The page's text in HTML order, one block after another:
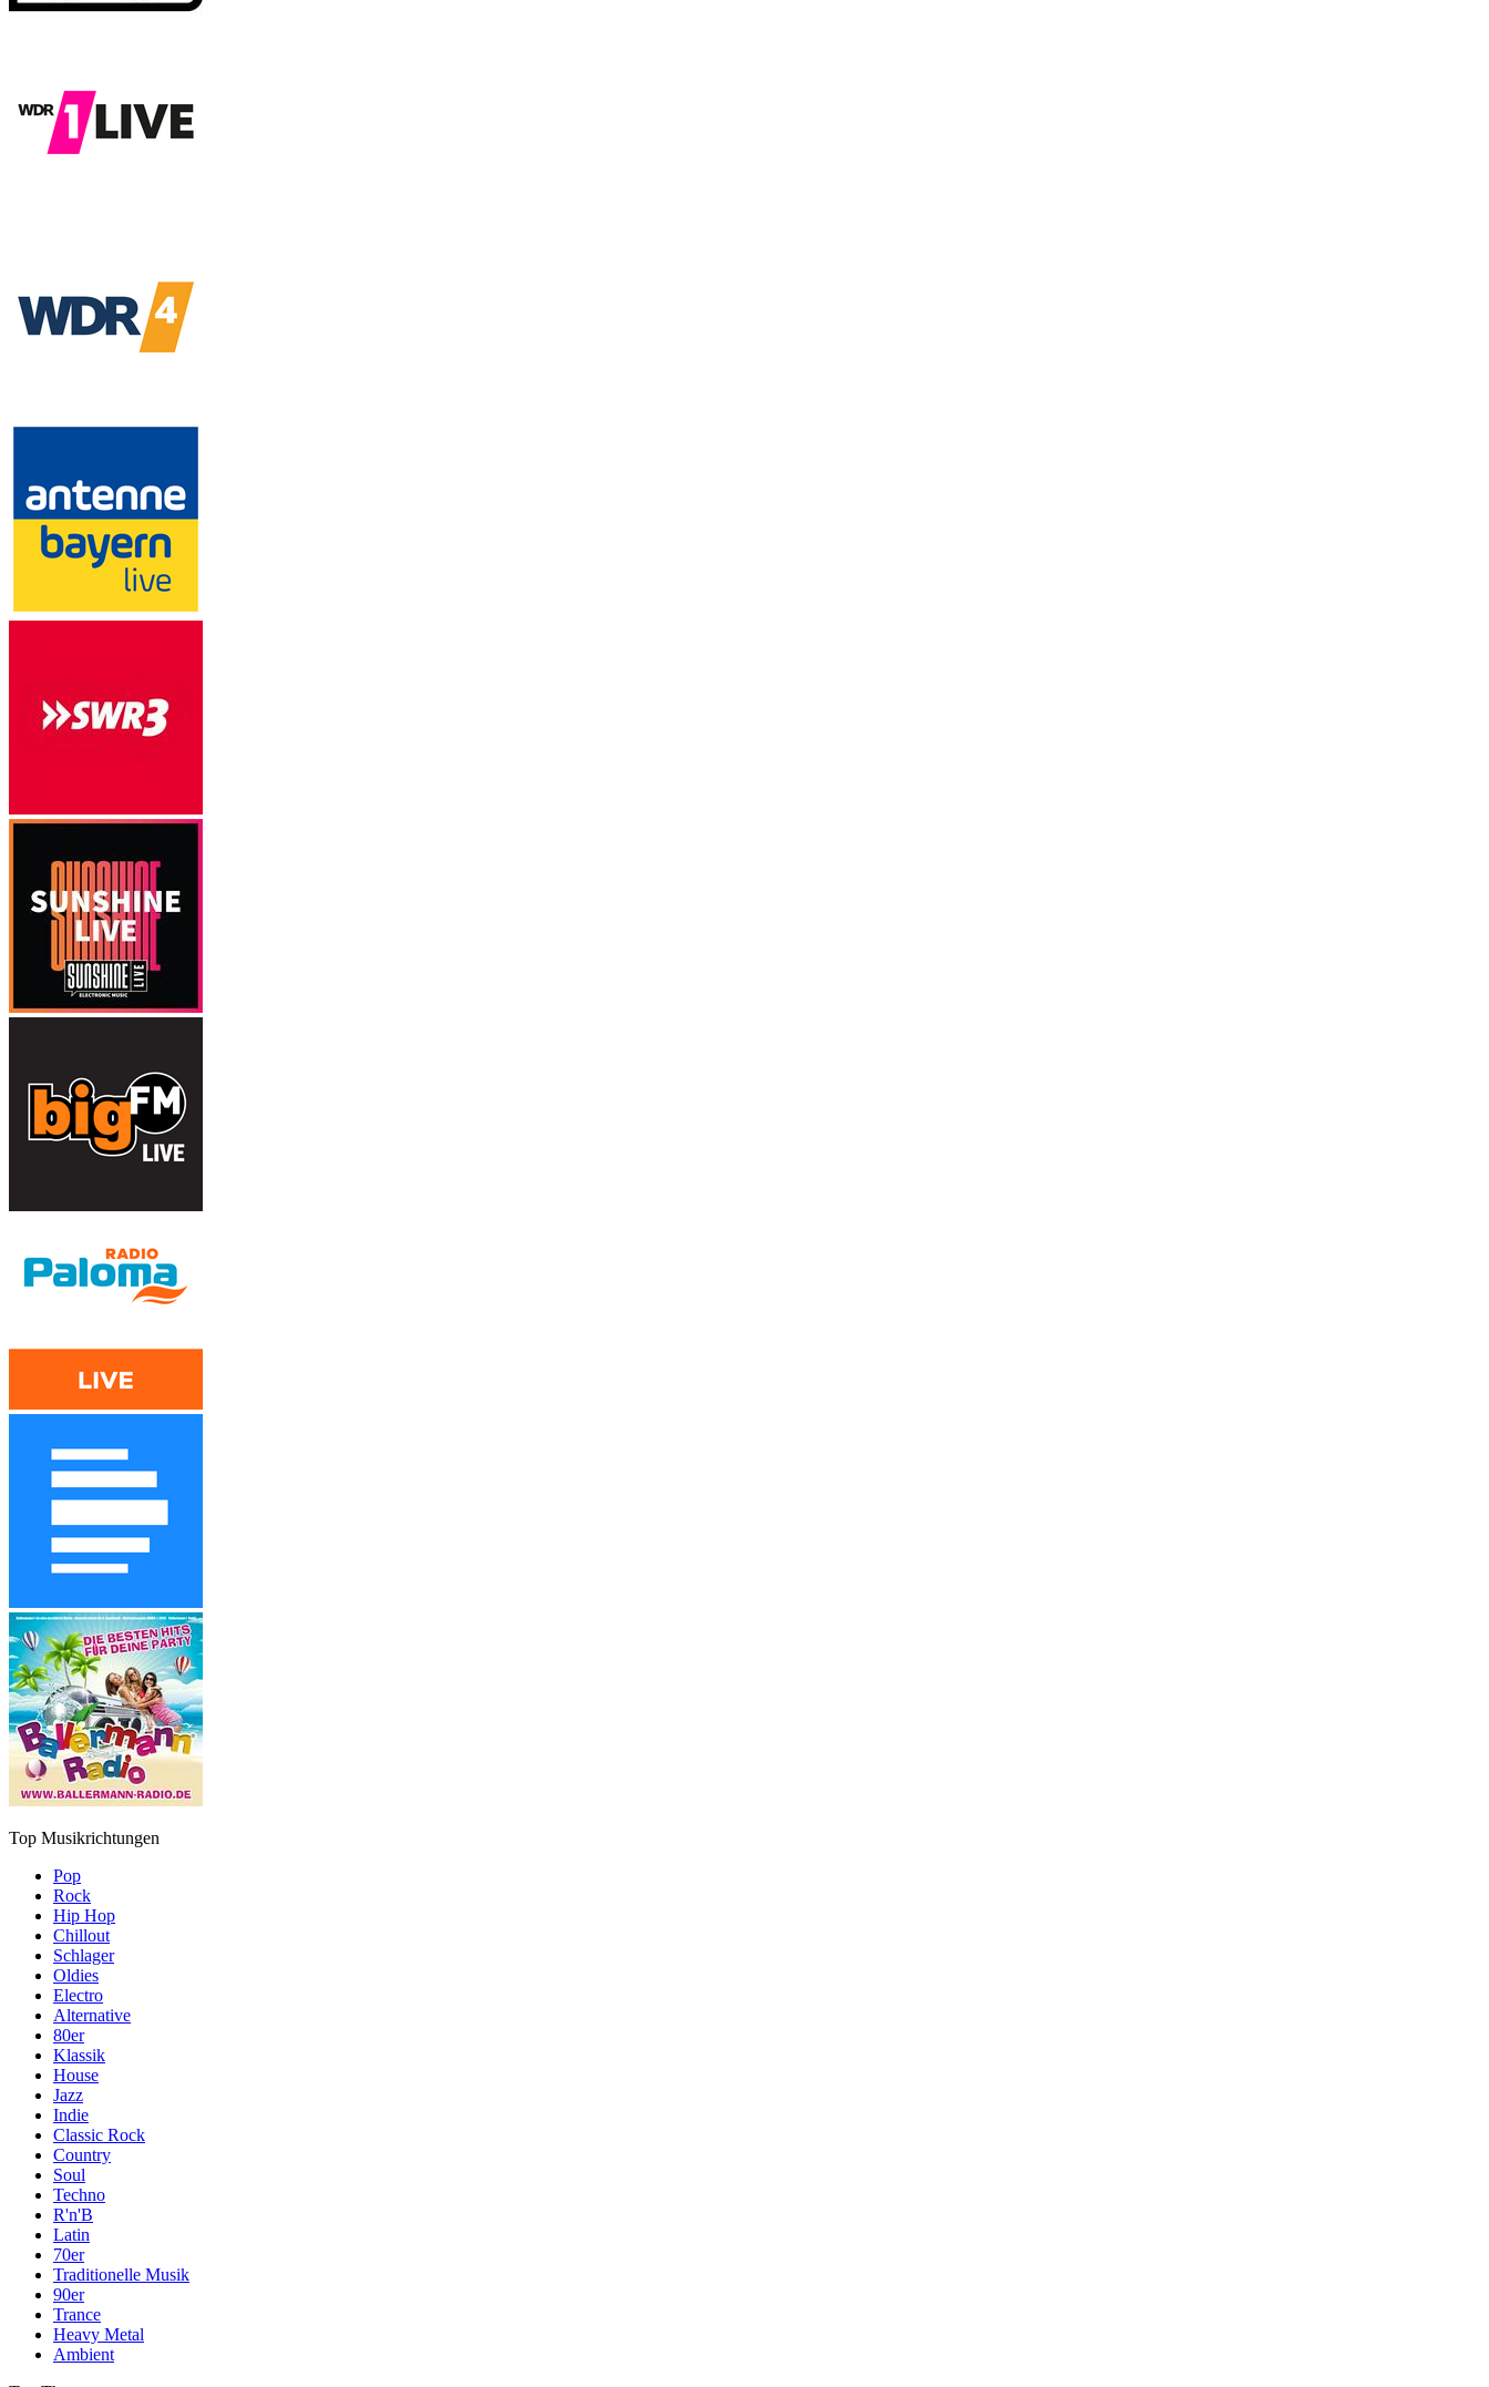
Top Musikrichtungen
Pop
Rock
Hip Hop
Chillout
Schlager
Oldies
Electro
Alternative
80er
Klassik
House
Jazz
Indie
Classic Rock
Country
Soul
Techno
R'n'B
Latin
70er
Traditionelle Musik
90er
Trance
Heavy Metal
Ambient